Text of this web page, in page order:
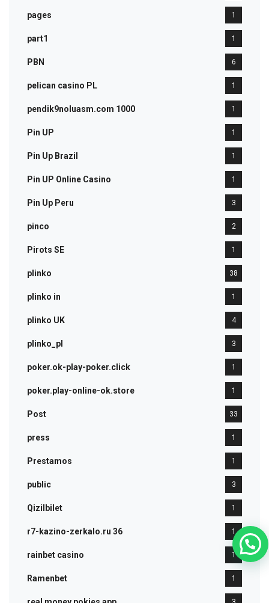
pages 1
part1 1
PBN 6
pelican casino PL 1
pendik9noluasm.com 1000 1
Pin UP 1
Pin Up Brazil 1
Pin UP Online Casino 1
Pin Up Peru 3
pinco 2
Pirots SE 1
plinko 38
plinko in 1
plinko UK 4
plinko_pl 3
poker.ok-play-poker.click 1
poker.play-online-ok.store 1
Post 33
press 1
Prestamos 1
public 3
Qizilbilet 1
r7-kazino-zerkalo.ru 36 1
rainbet casino 1
Ramenbet 1